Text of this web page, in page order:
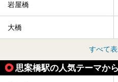
岩屋橋
大橋
すべて
思案橋駅の人気テーマか